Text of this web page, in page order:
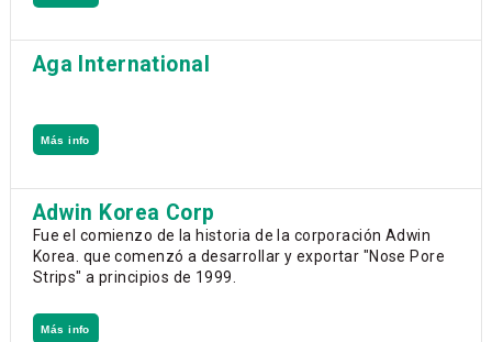
Aga International
Más info
Adwin Korea Corp
Fue el comienzo de la historia de la corporación Adwin
Korea. que comenzó a desarrollar y exportar "Nose Pore
Strips" a principios de 1999.
Más info